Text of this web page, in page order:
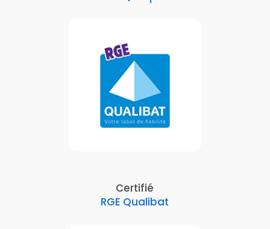
Certifié
RGE Qualibat